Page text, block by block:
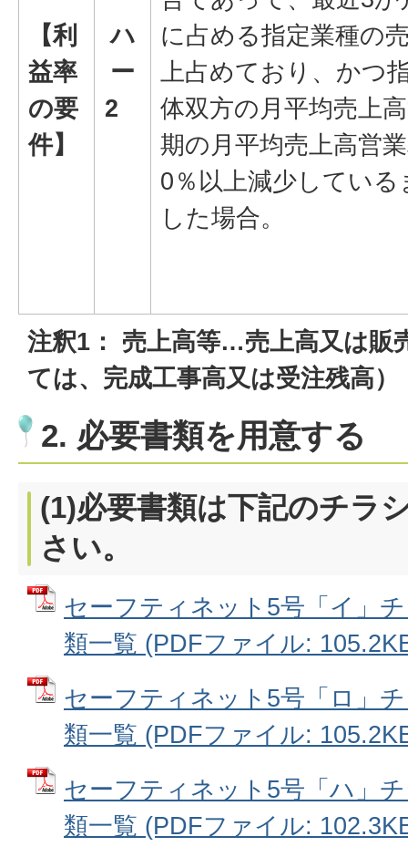
【利
益率
の要
件】
ハ
ー
2
に占める指定業種の
上占めており、かつ
体双方の月平均売上
期の月平均売上高営
0％以上減少してい
した場合。
注釈1： 売上高等…売上高又は販
ては、完成工事高又は受注残高）
2. 必要書類を用意する
(1)必要書類は下記のチラ
さい。
セーフティネット5号「イ」
類一覧 (PDFファイル:
セーフティネット5号「ロ」
類一覧 (PDFファイル:
セーフティネット5号「ハ」
類一覧 (PDFファイル: